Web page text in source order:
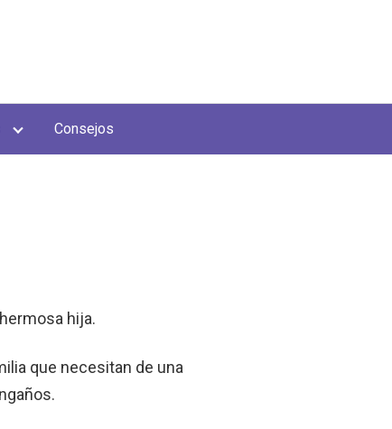
Consejos
hija.
que necesitan de una